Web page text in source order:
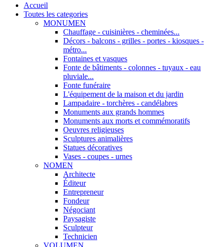
Accueil
Toutes les categories
MONUMEN
Chauffage - cuisinières - cheminées...
Décors - balcons - grilles - portes - kiosques -
métro...
Fontaines et vasques
Fonte de bâtiments - colonnes - tuyaux - eau
pluviale...
Fonte funéraire
L'équipement de la maison et du jardin
Lampadaire - torchères - candélabres
Monuments aux grands hommes
Monuments aux morts et commémoratifs
Oeuvres religieuses
Sculptures animalières
Statues décoratives
Vases - coupes - urnes
NOMEN
Architecte
Éditeur
Entrepreneur
Fondeur
Négociant
Paysagiste
Sculpteur
Technicien
VOLUMEN